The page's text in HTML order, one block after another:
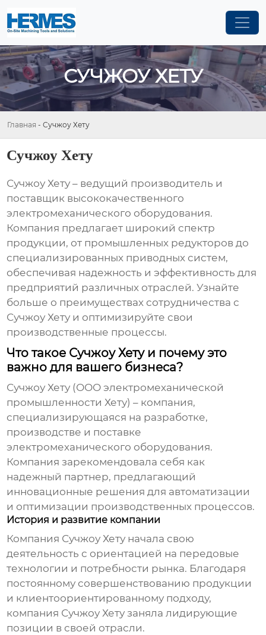
СУЧЖОУ ХЕТУ
Главная - Сучжоу Хету
Сучжоу Хету
Сучжоу Хету – ведущий производитель и
поставщик высококачественного
электромеханического оборудования.
Компания предлагает широкий спектр
продукции, от промышленных редукторов до
специализированных приводных систем,
обеспечивая надежность и эффективность для
предприятий различных отраслей. Узнайте
больше о преимуществах сотрудничества с
Сучжоу Хету и оптимизируйте свои
производственные процессы.
Что такое Сучжоу Хету и почему это
важно для вашего бизнеса?
Сучжоу Хету (ООО электромеханической
промышленности Хету) – компания,
специализирующаяся на разработке,
производстве и поставке
электромеханического оборудования.
Компания зарекомендовала себя как
надежный партнер, предлагающий
инновационные решения для автоматизации
и оптимизации производственных процессов.
История и развитие компании
Компания Сучжоу Хету начала свою
деятельность с ориентацией на передовые
технологии и потребности рынка. Благодаря
постоянному совершенствованию продукции
и клиентоориентированному подходу,
компания Сучжоу Хету заняла лидирующие
позиции в своей отрасли.